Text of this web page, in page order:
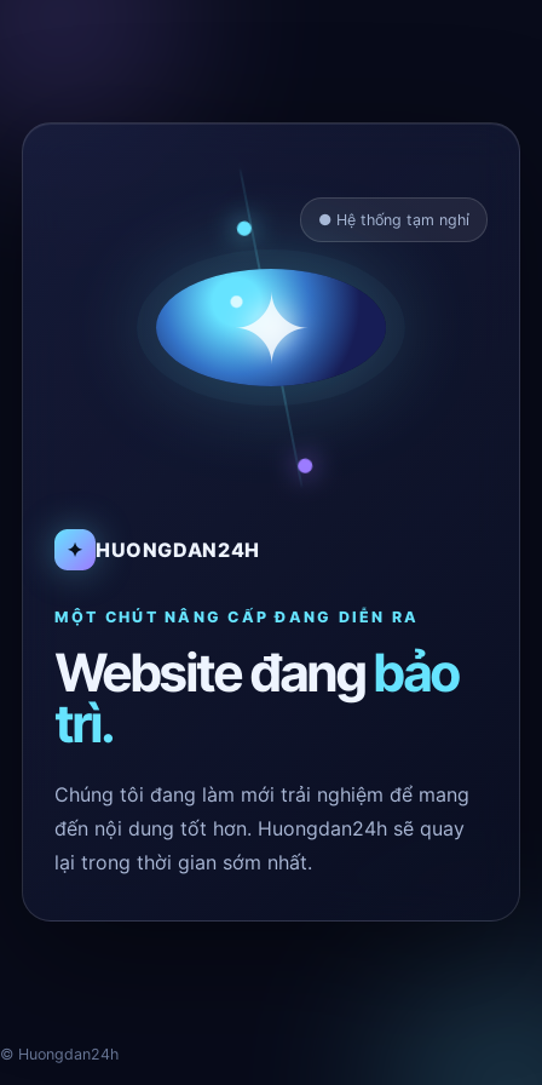
✦ HUONGDAN24H
MỘT CHÚT NÂNG CẤP ĐANG DIỄN RA
Website đangbảo
trì.
Chúng tôi đang làm mới trải nghiệm để mang
đến nội dung tốt hơn. Huongdan24h sẽ quay
lại trong thời gian sớm nhất.
● Hệ thống tạm nghỉ
© Huongdan24h